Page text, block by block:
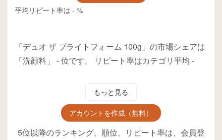
平均リピート率は - %
「デュオ ザ ブライトフォーム 100g」の市場シェアは
「洗顔料」 -位です。 リピート率はカテゴリ平均 -
もっと見る
アカウントを作成（無料）
5位以降のランキング、順位、リピート率は、会員登